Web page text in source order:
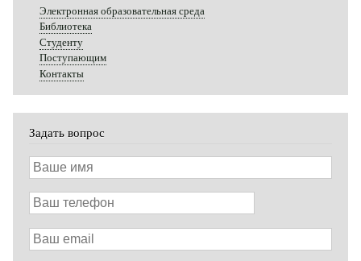
Электронная образовательная среда
Библиотека
Студенту
Поступающим
Контакты
Задать вопрос
Ваше
имя
Ваш
телефон
Ваш
email